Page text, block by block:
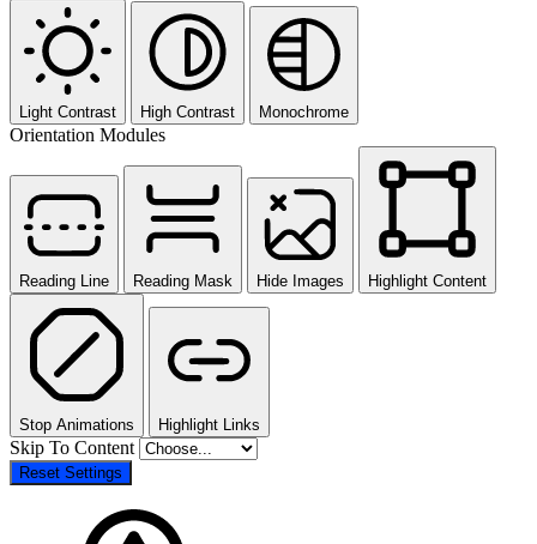
Light Contrast High Contrast Monochrome
Orientation Modules
Reading Line Reading Mask Hide Images Highlight Content
Stop Animations Highlight Links
Skip To Content
Reset Settings